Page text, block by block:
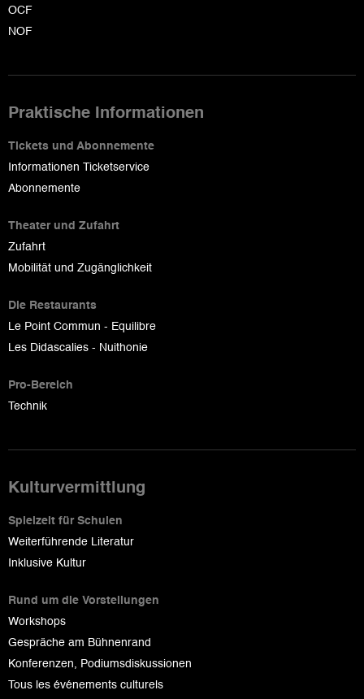
OCF
NOF
Praktische Informationen
Tickets und Abonnemente
Informationen Ticketservice
Abonnemente
Theater und Zufahrt
Zufahrt
Mobilität und Zugänglichkeit
Die Restaurants
Le Point Commun - Equilibre
Les Didascalies - Nuithonie
Pro-Bereich
Technik
Kulturvermittlung
Spielzeit für Schulen
Weiterführende Literatur
Inklusive Kultur
Rund um die Vorstellungen
Workshops
Gespräche am Bühnenrand
Konferenzen, Podiumsdiskussionen
Tous les événements culturels